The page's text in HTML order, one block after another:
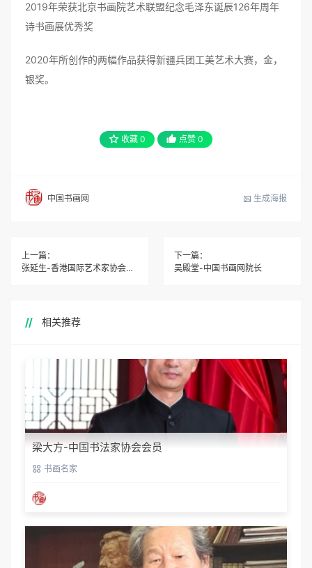
2019年荣获北京书画院艺术联盟纪念毛泽东诞辰126年周年
诗书画展优秀奖
2020年所创作的两幅作品获得新疆兵团工美艺术大赛，金，
银奖。
收藏 0 点赞 0
中国书画网 生成海报
上一篇：
张延生-香港国际艺术家协会会员
下一篇：
吴殿堂-中国书画网院长
相关推荐
梁大方-中国书法家协会会员
书画名家